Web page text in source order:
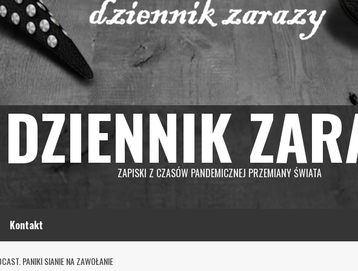
DZIENNIK
ZAPISKI Z CZASÓW PANDEMICZNEJ PRZEMIANY ŚWIATA
Kontakt
PANIKI SIANIE NA ZAWOŁANIE